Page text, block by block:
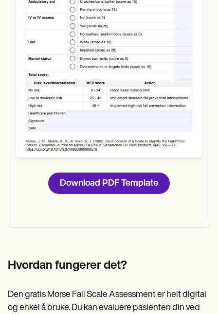
Use Template
Download
Download PDF Template
Hvordan fungerer det?
Den gratis Morse Fall Scale Assessment er helt digital
og enkel å bruke. Du kan evaluere pasienten din ved